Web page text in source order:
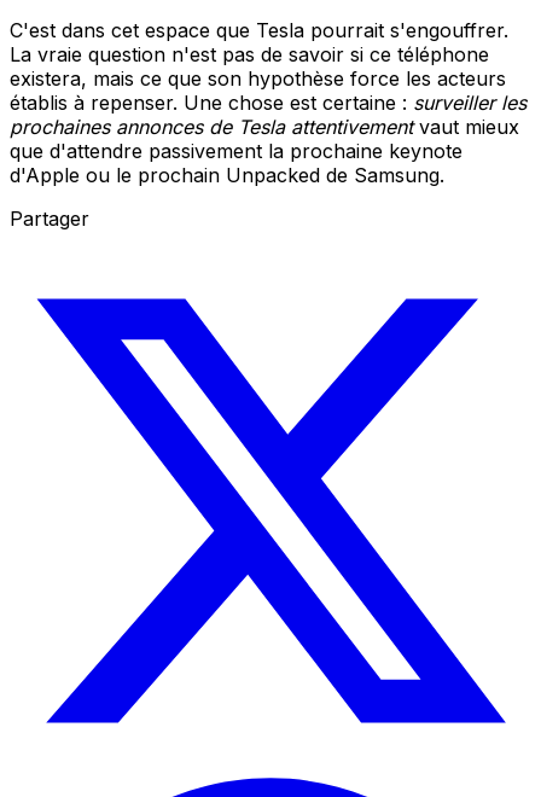
C'est dans cet espace que Tesla pourrait s'engouffrer.
La vraie question n'est pas de savoir si ce téléphone
existera, mais ce que son hypothèse force les acteurs
établis à repenser. Une chose est certaine : surveiller les
prochaines annonces de Tesla attentivementvaut mieux
que d'attendre passivement la prochaine keynote
d'Apple ou le prochain Unpacked de Samsung.
Partager